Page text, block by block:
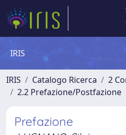
IRIS
IRIS Catalogo Ricerca
2
2.2 Prefazione/Postfazione
Prefazione